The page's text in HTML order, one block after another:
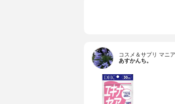
コスメ＆サプリ マニア
あすかんち。